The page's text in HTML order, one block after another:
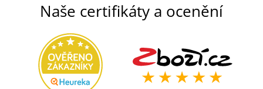
Naše certifikáty a ocenění